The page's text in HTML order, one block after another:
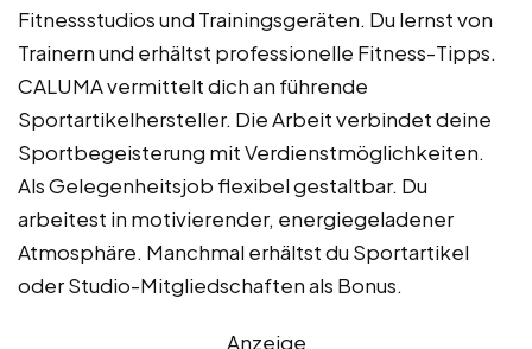
Fitnessstudios und Trainingsgeräten. Du lernst von
Trainern und erhältst professionelle Fitness-Tipps.
CALUMA vermittelt dich an führende
Sportartikelhersteller. Die Arbeit verbindet deine
Sportbegeisterung mit Verdienstmöglichkeiten.
Als Gelegenheitsjob flexibel gestaltbar. Du
arbeitest in motivierender, energiegeladener
Atmosphäre. Manchmal erhältst du Sportartikel
oder Studio-Mitgliedschaften als Bonus.
Anzeige